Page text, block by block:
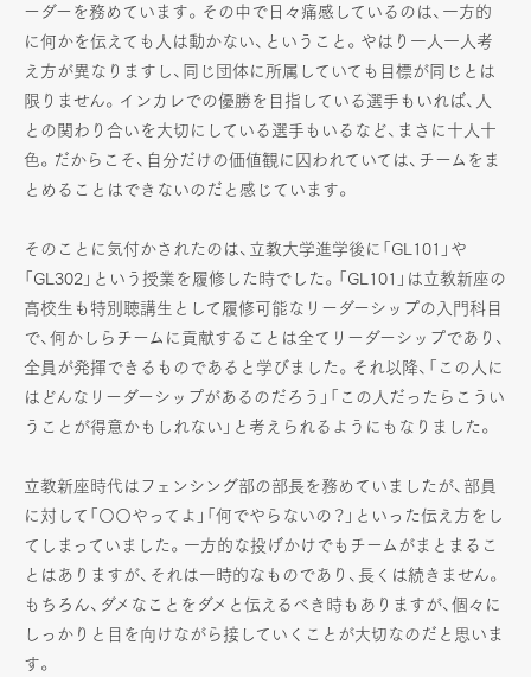
ーダーを務めています。その中で日々痛感しているのは、一方的
に何かを伝えても人は動かない、ということ。やはり一人一人考
え方が異なりますし、同じ団体に所属していても目標が同じとは
限りません。インカレでの優勝を目指している選手もいれば、人
との関わり合いを大切にしている選手もいるなど、まさに十人十
色。だからこそ、自分だけの価値観に囚われていては、チームをま
とめることはできないのだと感じています。
そのことに気付かされたのは、立教大学進学後に「GL101」や
「GL302」という授業を履修した時でした。「GL101」は立教新座の
高校生も特別聴講生として履修可能なリーダーシップの入門科目
で、何かしらチームに貢献することは全てリーダーシップであり、
全員が発揮できるものであると学びました。それ以降、「この人に
はどんなリーダーシップがあるのだろう」「この人だったらこうい
うことが得意かもしれない」と考えられるようにもなりました。
立教新座時代はフェンシング部の部長を務めていましたが、部員
に対して「〇〇やってよ」「何でやらないの？」といった伝え方をし
てしまっていました。一方的な投げかけでもチームがまとまるこ
とはありますが、それは一時的なものであり、長くは続きません。
もちろん、ダメなことをダメと伝えるべき時もありますが、個々に
しっかりと目を向けながら接していくことが大切なのだと思いま
す。